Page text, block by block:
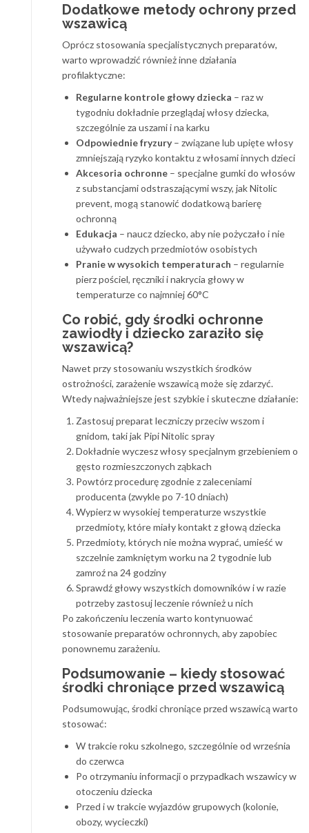
Dodatkowe metody ochrony przed
wszawicą
Oprócz stosowania specjalistycznych preparatów,
warto wprowadzić również inne działania
profilaktyczne:
Regularne kontrole głowy dziecka – raz w
tygodniu dokładnie przeglądaj włosy dziecka,
szczególnie za uszami i na karku
Odpowiednie fryzury– związane lub upięte włosy
zmniejszają ryzyko kontaktu z włosami innych dzieci
Akcesoria ochronne – specjalne gumki do włosów
z substancjami odstraszającymi wszy, jak Nitolic
prevent, mogą stanowić dodatkową barierę
ochronną
Edukacja – naucz dziecko, aby nie pożyczało i nie
używało cudzych przedmiotów osobistych
Pranie w wysokich temperaturach – regularnie
pierz pościel, ręczniki i nakrycia głowy w
temperaturze co najmniej 60°C
Co robić, gdy środki ochronne
zawiodły i dziecko zaraziło się
wszawicą?
Nawet przy stosowaniu wszystkich środków
ostrożności, zarażenie wszawicą może się zdarzyć.
Wtedy najważniejsze jest szybkie i skuteczne działanie:
Zastosuj preparat leczniczy przeciw wszom i
gnidom, taki jak Pipi Nitolic spray
Dokładnie wyczesz włosy specjalnym grzebieniem o
gęsto rozmieszczonych ząbkach
Powtórz procedurę zgodnie z zaleceniami
producenta (zwykle po 7-10 dniach)
Wypierz w wysokiej temperaturze wszystkie
przedmioty, które miały kontakt z głową dziecka
Przedmioty, których nie można wyprać, umieść w
szczelnie zamkniętym worku na 2 tygodnie lub
zamroź na 24 godziny
Sprawdź głowy wszystkich domowników i w razie
potrzeby zastosuj leczenie również u nich
Po zakończeniu leczenia warto kontynuować
stosowanie preparatów ochronnych, aby zapobiec
ponownemu zarażeniu.
Podsumowanie – kiedy stosować
środki chroniące przed wszawicą
Podsumowując, środki chroniące przed wszawicą warto
stosować:
W trakcie roku szkolnego, szczególnie od września
do czerwca
Po otrzymaniu informacji o przypadkach wszawicy w
otoczeniu dziecka
Przed i w trakcie wyjazdów grupowych (kolonie,
obozy, wycieczki)